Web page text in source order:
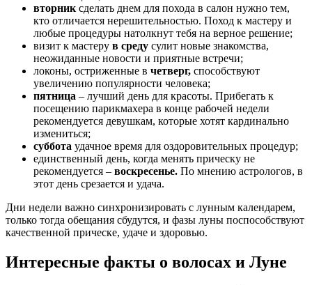
вторник сделать днем для похода в салон нужно тем,
кто отличается нерешительностью. Поход к мастеру и
любые процедуры натолкнут тебя на верное решение;
визит к мастеру в среду сулит новые знакомства,
неожиданные новости и приятные встречи;
локоны, остриженные в четверг, способствуют
увеличению популярности человека;
пятница – лучший день для красоты. Прибегать к
посещению парикмахера в конце рабочей недели
рекомендуется девушкам, которые хотят кардинально
измениться;
суббота удачное время для оздоровительных процедур;
единственный день, когда менять прическу не
рекомендуется – воскресенье. По мнению астрологов, в
этот день срезается и удача.
Дни недели важно синхронизировать с лунным календарем,
только тогда обещания сбудутся, и фазы луны поспособствуют
качественной прическе, удаче и здоровью.
Интересные факты о волосах и Луне